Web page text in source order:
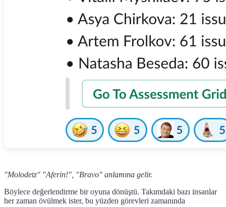
"Molodetz" "Aferin!", "Bravo" anlamına gelir.
Böylece değerlendirme bir oyuna dönüştü. Takımdaki bazı insanlar
her zaman övülmek ister, bu yüzden görevleri zamanında